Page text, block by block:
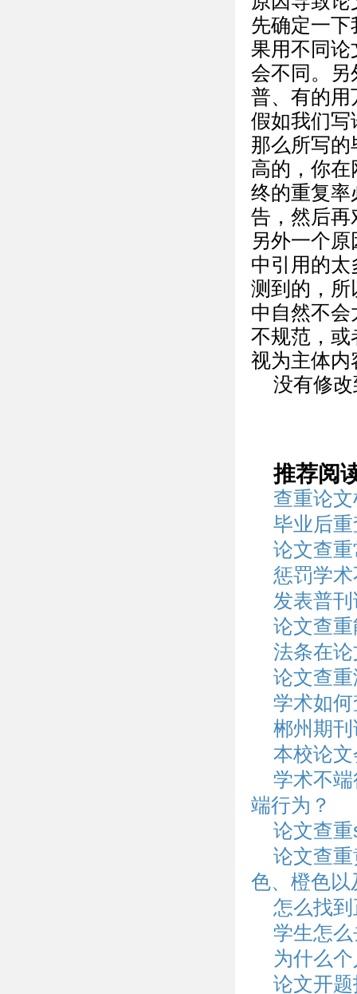
先确定一
果用不同论
会不同。另
普、有的用
假如我们写
那么所写
高的，你
终的重复率
告，然后再
另外一个
中引用的
测到的，所
中自然不
不规范，或
视为主体内
没有修
推荐阅
查重论
毕业后
论文查
惩罚学
发表普
论文查
法条在
论文查
学术如
郴州期
本校论
学术不
端行为？
论文查
论文查
色、橙色以
怎么找
学生怎
为什么
论文开